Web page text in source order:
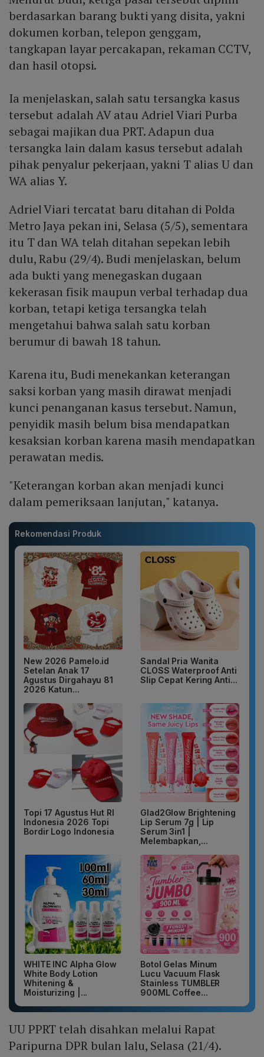
berdasarkan barang bukti yang disita, yakni
dokumen korban, telepon genggam,
tangkapan layar percakapan, rekaman CCTV,
dan hasil otopsi.
Ia menjelaskan, salah satu tersangka kasus
tersebut adalah AV atau Adriel Viari Purba
sebagai majikan dua PRT. Adapun dua
tersangka lain dalam kasus tersebut adalah
pihak penyalur pekerjaan, yakni T alias U dan
WA alias Y.
Adriel Viari tercatat baru ditahan di Polda
Metro Jaya pekan ini, Selasa (5/5), sementara
itu T dan WA telah ditahan sepekan lebih
dulu, Rabu (29/4). Budi menjelaskan, belum
ada bukti yang menegaskan dugaan
kekerasan fisik maupun verbal terhadap dua
korban, tetapi ketiga tersangka telah
mengetahui bahwa salah satu korban
berumur di bawah 18 tahun.
Karena itu, Budi menekankan keterangan
saksi korban yang masih dirawat menjadi
kunci penanganan kasus tersebut. Namun,
penyidik masih belum bisa mendapatkan
kesaksian korban karena masih mendapatkan
perawatan medis.
"Keterangan korban akan menjadi kunci
dalam pemeriksaan lanjutan," katanya.
Rekomendasi Produk
New 2026 Pamelo.id
Setelan Anak 17
Agustus Dirgahayu 81
2026 Katun...
Sandal Pria Wanita
CLOSS Waterproof Anti
Slip Cepat Kering Anti...
Topi 17 Agustus Hut RI
Indonesia 2026 Topi
Bordir Logo Indonesia
Glad2Glow Brightening
Lip Serum 7g | Lip
Serum 3in1 |
Melembapkan,...
WHITE INC Alpha Glow
White Body Lotion
Whitening &
Moisturizing |...
Botol Gelas Minum
Lucu Vacuum Flask
Stainless TUMBLER
900ML Coffee...
UU PPRT telah disahkan melalui Rapat
Paripurna DPR bulan lalu, Selasa (21/4).